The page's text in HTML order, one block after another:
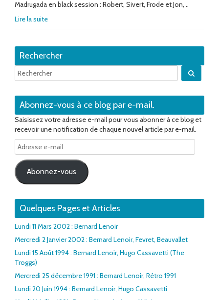
Madrugada en black session : Robert, Sivert, Frode et Jon, ..
Lire la suite
Rechercher
Abonnez-vous à ce blog par e-mail.
Saisissez votre adresse e-mail pour vous abonner à ce blog et
recevoir une notification de chaque nouvel article par e-mail.
Adresse
e-
mail
Abonnez-vous
Quelques Pages et Articles
Lundi 11 Mars 2002 : Bernard Lenoir
Mercredi 2 Janvier 2002 : Bernard Lenoir, Fevret, Beauvallet
Lundi 15 Août 1994 : Bernard Lenoir, Hugo Cassavetti (The
Troggs)
Mercredi 25 décembre 1991 : Bernard Lenoir, Rétro 1991
Lundi 20 Juin 1994 : Bernard Lenoir, Hugo Cassavetti